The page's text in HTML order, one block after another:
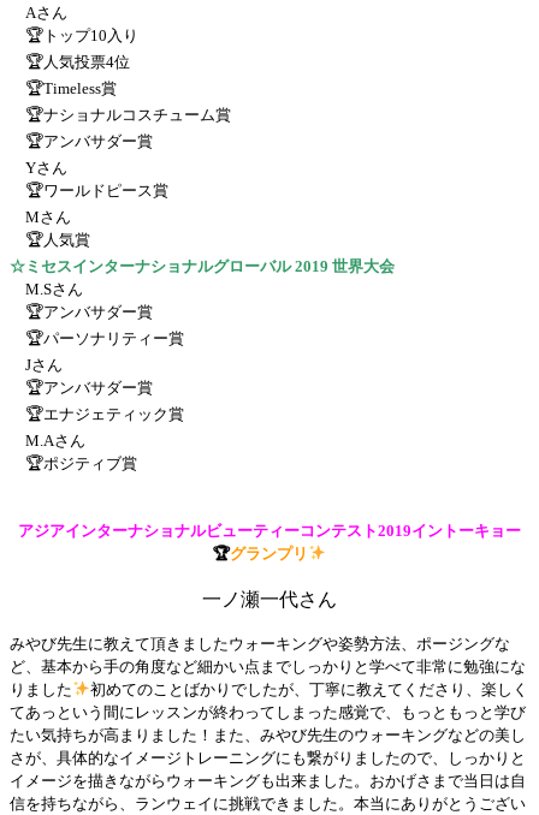
Aさん
🏆トップ10入り
🏆人気投票4位
🏆Timeless賞
🏆ナショナルコスチューム賞
🏆アンバサダー賞
Yさん
🏆ワールドピース賞
Mさん
🏆人気賞
☆ミセスインターナショナルグローバル 2019 世界大会
M.Sさん
🏆アンバサダー賞
🏆パーソナリティー賞
Jさん
🏆アンバサダー賞
🏆エナジェティック賞
M.Aさん
🏆ポジティブ賞
アジアインターナショナルビューティーコンテスト2019イントーキョー
🏆グランプリ
一ノ瀬一代さん
みやび先生に教えて頂きましたウォーキングや姿勢方法、ポージングな
ど、基本から手の角度など細かい点までしっかりと学べて非常に勉強にな
りました
初めてのことばかりでしたが、丁寧に教えてくださり、楽しく
てあっという間にレッスンが終わってしまった感覚で、もっともっと学び
たい気持ちが高まりました！また、みやび先生のウォーキングなどの美し
さが、具体的なイメージトレーニングにも繋がりましたので、しっかりと
イメージを描きながらウォーキングも出来ました。おかげさまで当日は自
信を持ちながら、ランウェイに挑戦できました。本当にありがとうござい